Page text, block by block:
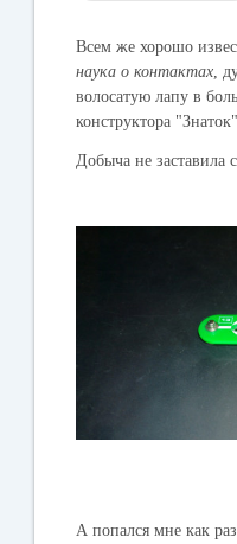
Всем же хорошо
наука о контактах ,
волосатую лапу в
конструктора "Знаток".
Добыча не заставила
А попался мне как